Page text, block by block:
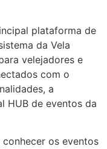
plataforma de
da Vela
velejadores e
com o
a
HUB de eventos da
os eventos